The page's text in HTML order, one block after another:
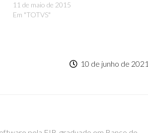
11 de maio de 2015
Em "TOTVS"
10 de junho de 2021